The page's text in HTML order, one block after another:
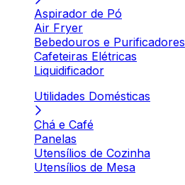
Aspirador de Pó
Air Fryer
Bebedouros e Purificadores
Cafeteiras Elétricas
Liquidificador
Utilidades Domésticas
Chá e Café
Panelas
Utensílios de Cozinha
Utensílios de Mesa